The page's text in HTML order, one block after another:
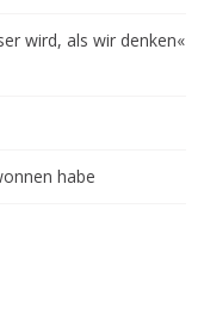
wird, als wir denken«
habe